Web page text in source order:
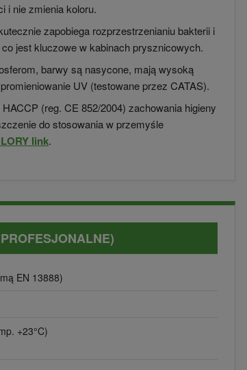
i nie zmienia koloru.
zapobiega rozprzestrzenianiu bakterii i
jest kluczowe w kabinach prysznicowych.
barwy są nasycone, mają wysoką
UV (testowane przez CATAS).
(reg. CE 852/2004) zachowania higieny
do stosowania w przemyśle
link.
EN 13888)
+23°C)